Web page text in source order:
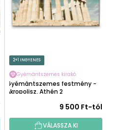
2+1 INGYENES
Gyémántszemes kirakó
Gyémántszemes festmény -
Akropolisz, Athén 2
9 500 Ft-tól
VÁLASSZA KI